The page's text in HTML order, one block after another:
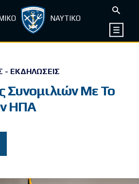
ΝΑΥΤΙΚΟ
- ΕΚΔΗΛΏΣΕΙΣ
Συνομιλιών Με Το
ΗΠΑ